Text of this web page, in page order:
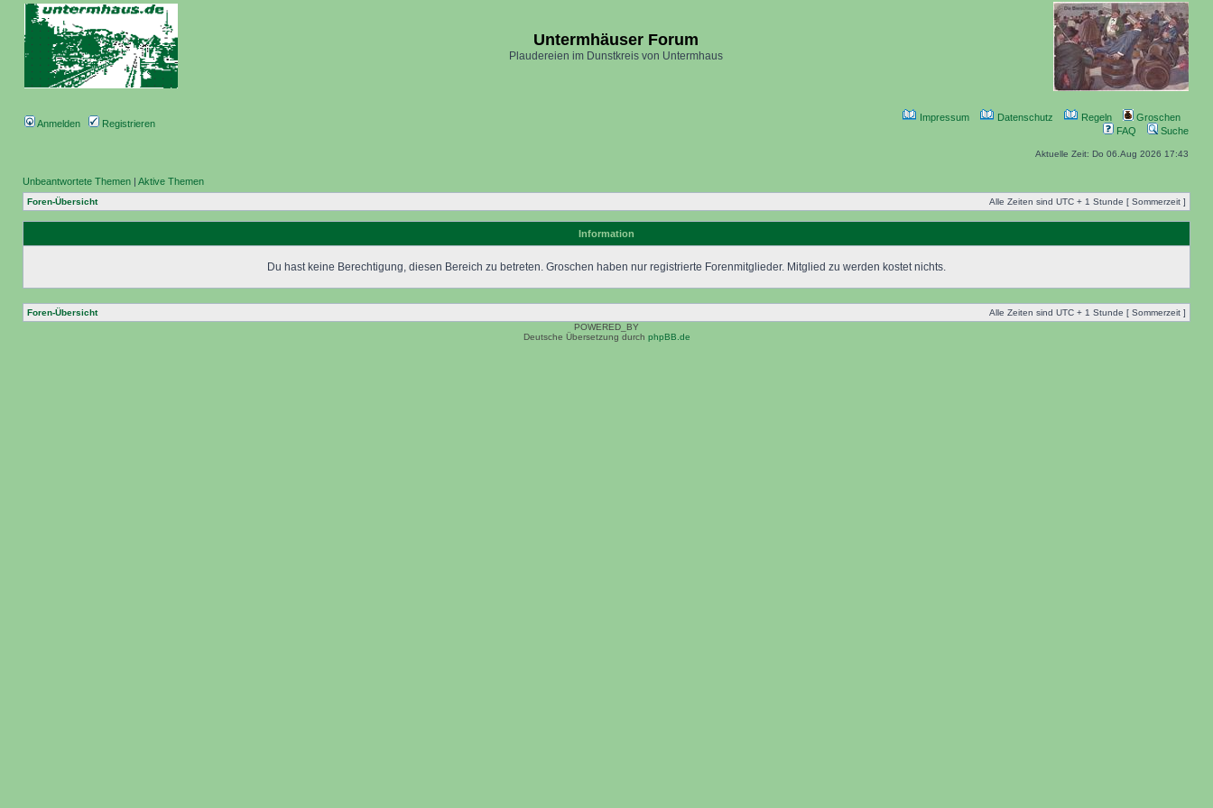
Untermhäuser Forum
Plaudereien im Dunstkreis von Untermhaus
Anmelden Registrieren
Impressum Datenschutz Regeln
Groschen
FAQ
Suche
Aktuelle Zeit: Do 06.Aug 2026 17:43
Unbeantwortete Themen | Aktive Themen
Foren-Übersicht Alle Zeiten sind UTC + 1 Stunde [ Sommerzeit ]
Information
Du hast keine Berechtigung, diesen Bereich zu betreten. Groschen haben nur registrierte Forenmitglieder. Mitglied zu werden kostet nichts.
Foren-Übersicht
Alle Zeiten sind UTC + 1 Stunde [ Sommerzeit ]
POWERED_BY
Deutsche Übersetzung durch phpBB.de